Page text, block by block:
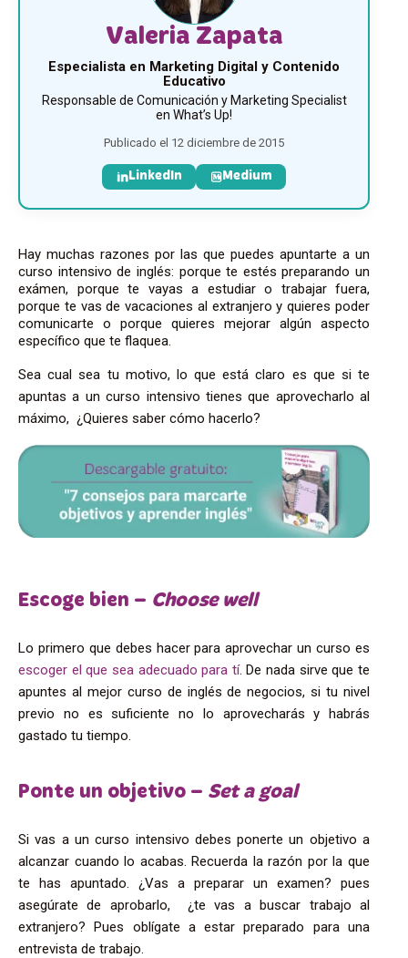
Valeria Zapata
Especialista en Marketing Digital y Contenido
Educativo
Responsable de Comunicación y Marketing Specialist
en What’s Up!
Publicado el 12 diciembre de 2015
LinkedIn Medium
Hay muchas razones por las que puedes apuntarte a un
curso intensivo de inglés: porque te estés preparando un
exámen, porque te vayas a estudiar o trabajar fuera,
porque te vas de vacaciones al extranjero y quieres poder
comunicarte o porque quieres mejorar algún aspecto
específico que te flaquea.
Sea cual sea tu motivo, lo que está claro es que si te
apuntas a un curso intensivo tienes que aprovecharlo al
máximo, ¿Quieres saber cómo hacerlo?
Escoge bien – Choose well
Lo primero que debes hacer para aprovechar un curso es
escoger el que sea adecuado para tí. De nada sirve que te
apuntes al mejor curso de inglés de negocios, si tu nivel
previo no es suficiente no lo aprovecharás y habrás
gastado tu tiempo.
Ponte un objetivo – Set a goal
Si vas a un curso intensivo debes ponerte un objetivo a
alcanzar cuando lo acabas. Recuerda la razón por la que
te has apuntado. ¿Vas a preparar un examen? pues
asegúrate de aprobarlo, ¿te vas a buscar trabajo al
extranjero? Pues oblígate a estar preparado para una
entrevista de trabajo.